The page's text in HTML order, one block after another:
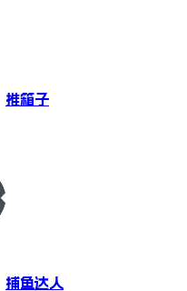
推箱子
捕鱼达人